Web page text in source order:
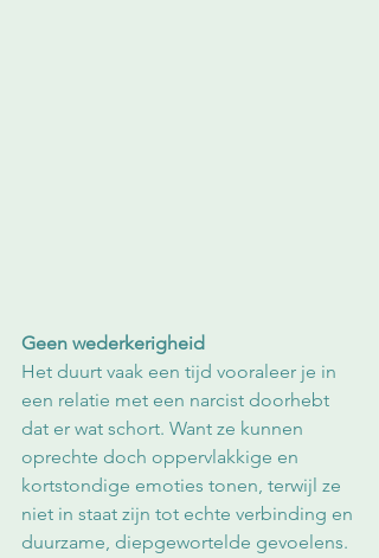
Geen wederkerigheid
Het duurt vaak een tijd vooraleer je in
een relatie met een narcist doorhebt
dat er wat schort. Want ze kunnen
oprechte doch oppervlakkige en
kortstondige emoties tonen, terwijl ze
niet in staat zijn tot echte verbinding en
duurzame, diepgewortelde gevoelens.